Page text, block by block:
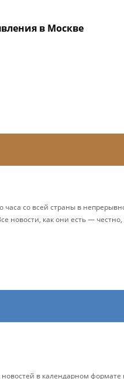
в Москве
часа со всей страны в
новости, как они есть —
в календарном